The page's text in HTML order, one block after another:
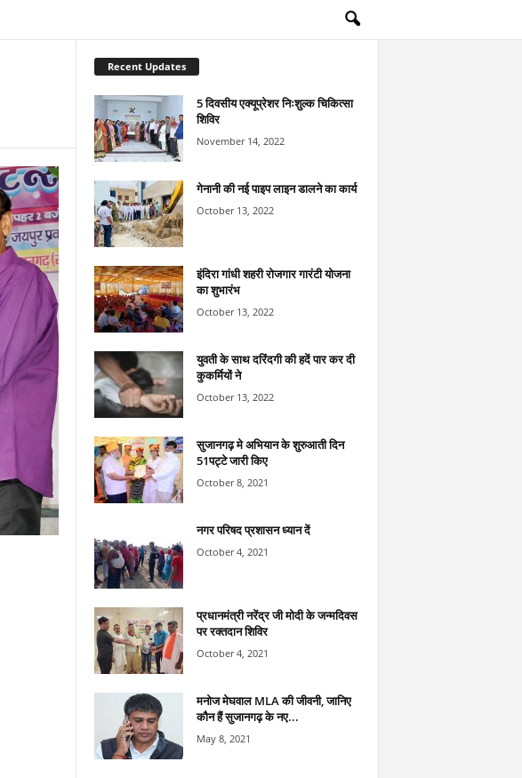
Recent Updates
5 दिवसीय एक्यूप्रेशर निःशुल्क चिकित्सा
शिविर
November 14, 2022
गेनानी की नई पाइप लाइन डालने का कार्य
October 13, 2022
इंदिरा गांधी शहरी रोजगार गारंटी योजना
का शुभारंभ
October 13, 2022
युवती के साथ दरिंदगी की हदें पार कर दी
कुकर्मियों ने
October 13, 2022
सुजानगढ़ मे अभियान के शुरुआती दिन
51पट्टे जारी किए
October 8, 2021
नगर परिषद प्रशासन ध्यान दें
October 4, 2021
प्रधानमंत्री नरेंद्र जी मोदी के जन्मदिवस
पर रक्तदान शिविर
October 4, 2021
मनोज मेघवाल MLA की जीवनी, जानिए
कौन हैं सुजानगढ़ के नए...
May 8, 2021